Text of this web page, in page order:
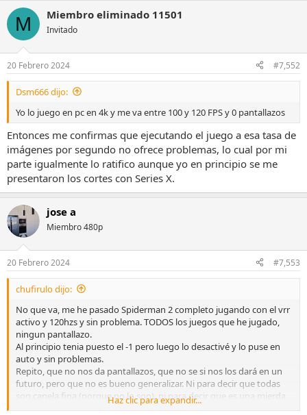
En fin, todos los días cuando le doy al botón de encendido por la
mañana, no puedo evitar tener un segundo de estrés hasta que
aparece la raya blanca y la imagen. Estas son las cosas que me
gustaría que los canales especializados y las reviews te contaran en
mayor profundidad, y no sólo lo bonito que sale la demo del Spears
and Munsil...pero claro, son fallos que se van descubriendo con el
tiempo, así que estas cosas son las realmente difíciles de reportar.
Pero bueno, para esto están los foros, para compartir información
útil
Menos mal que tenemos 3 años de garantía en la UE!!
c
i
e
s
M Miembro eliminado 11501
Invitado
20 Febrero 2024 #7,552
Dsm666 dijo:
Yo lo juego en pc en 4k y me va entre 100 y 120 FPS y 0 pantallazos
Entonces me confirmas que ejecutando el juego a esa tasa de
imágenes por segundo no ofrece problemas, lo cual por mi
parte igualmente lo ratifico aunque yo en principio se me
presentaron los cortes con Series X.
jose a
Miembro 480p
20 Febrero 2024 #7,553
chufirulo dijo:
No que va, me he pasado Spiderman 2 completo jugando con el vrr
activo y 120hzs y sin problema. TODOS los juegos que he jugado,
ningun pantallazo.
Al principio tenia puesto el -1 pero luego lo desactivé y lo puse en
auto y sin problemas.
Repito, que no nos da pantallazos, que no se si nos los dará en un
futuro, pero que no es bueno generalizar. Ni para decir que todas
son canela fina (porque no lo son), ni para decir que es una mierda
para gaming (porque tampoco lo es).
Haz clic para expandir...